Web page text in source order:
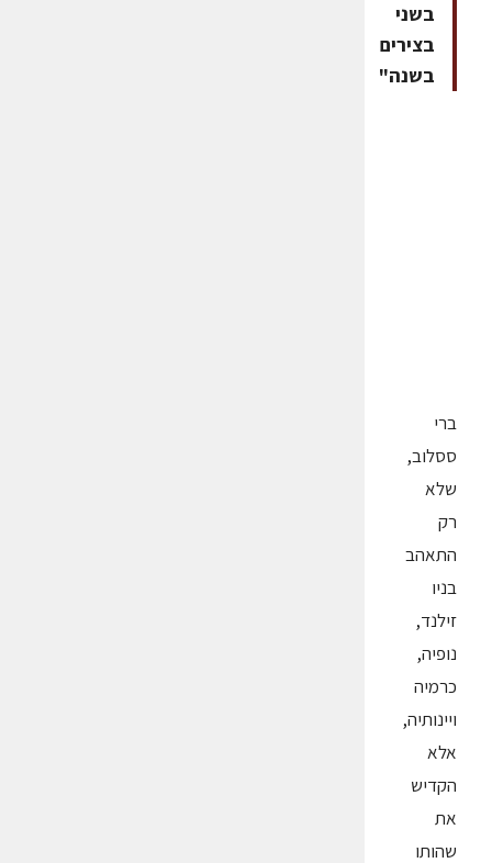
בשני
בצירים
בשנה"
ברי
ססלוב,
שלא
רק
התאהב
בניו
זילנד,
נופיה,
כרמיה
ויינותיה,
אלא
הקדיש
את
שהותו